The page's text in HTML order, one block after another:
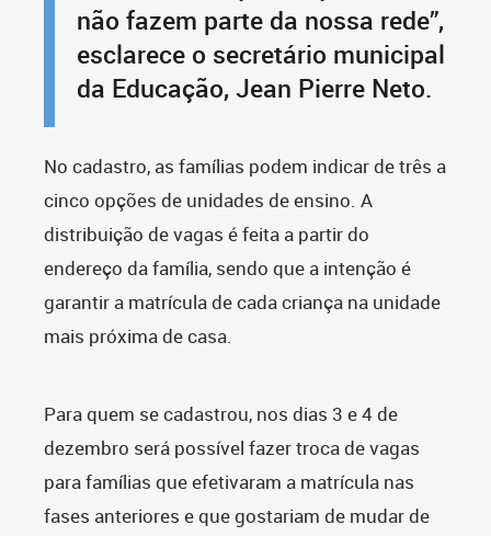
não fazem parte da nossa rede”,
esclarece o secretário municipal
da Educação, Jean Pierre Neto.
No cadastro, as famílias podem indicar de três a
cinco opções de unidades de ensino. A
distribuição de vagas é feita a partir do
endereço da família, sendo que a intenção é
garantir a matrícula de cada criança na unidade
mais próxima de casa.
Para quem se cadastrou, nos dias 3 e 4 de
dezembro será possível fazer troca de vagas
para famílias que efetivaram a matrícula nas
fases anteriores e que gostariam de mudar de